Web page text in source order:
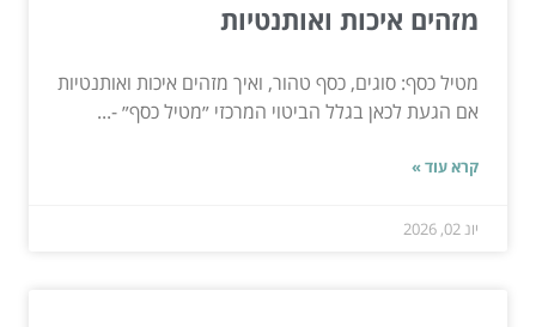
מזהים איכות ואותנטיות
מטיל כסף: סוגים, כסף טהור, ואיך מזהים איכות ואותנטיות
אם הגעת לכאן בגלל הביטוי המרכזי ״מטיל כסף״ -...
קרא עוד »
יונ 02, 2026